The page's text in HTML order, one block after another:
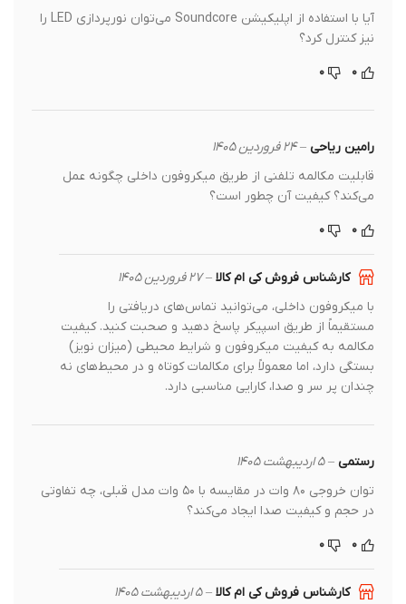
آیا با استفاده از اپلیکیشن Soundcore می‌توان نورپردازی LED را
نیز کنترل کرد؟
رامین ریاحی– ۲۴ فروردین ۱۴۰۵
قابلیت مکالمه تلفنی از طریق میکروفون داخلی چگونه عمل
می‌کند؟ کیفیت آن چطور است؟
کارشناس فروش کی ام کالا– ۲۷ فروردین ۱۴۰۵
با میکروفون داخلی، می‌توانید تماس‌های دریافتی را
مستقیماً از طریق اسپیکر پاسخ دهید و صحبت کنید. کیفیت
مکالمه به کیفیت میکروفون و شرایط محیطی (میزان نویز)
بستگی دارد، اما معمولاً برای مکالمات کوتاه و در محیط‌های نه
چندان پر سر و صدا، کارایی مناسبی دارد.
رستمی– ۵ اردیبهشت ۱۴۰۵
توان خروجی ۸۰ وات در مقایسه با ۵۰ وات مدل قبلی، چه تفاوتی
در حجم و کیفیت صدا ایجاد می‌کند؟
کارشناس فروش کی ام کالا– ۵ اردیبهشت ۱۴۰۵